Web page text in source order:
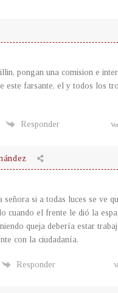
pongan una comision e
este farsante, el y todos los
Responder
señora si a todas luces se ve
cuando el frente le dió la
queja debería estar
con la ciudadanía.
Responder